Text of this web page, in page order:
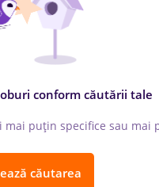
conform căutării tale
puțin specifice sau mai
căutarea